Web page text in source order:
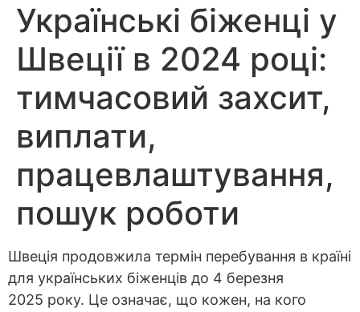
Українські біженці у
Швеції в 2024 році:
тимчасовий захсит,
виплати,
працевлаштування,
пошук роботи
Швеція продовжила термін перебування в країні
для українських біженців до 4 березня
2025 року. Це означає, що кожен, на кого